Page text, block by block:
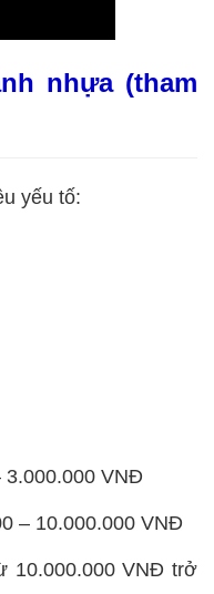
nhựa (tham
yếu tố:
3.000.000 VNĐ
– 10.000.000 VNĐ
10.000.000 VNĐ trở